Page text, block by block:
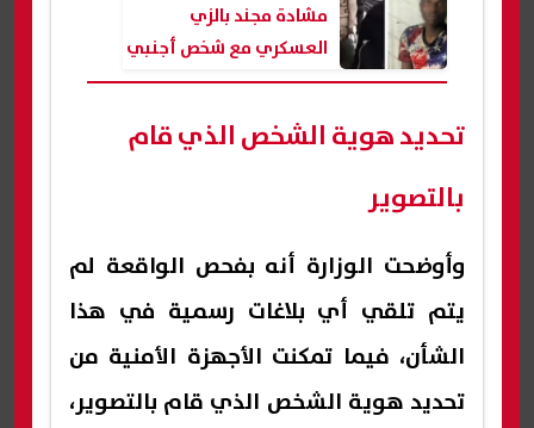
مشادة مجند بالزي
العسكري مع شخص أجنبي
داخل مترو العباسية
تحديد هوية الشخص الذي قام
بالتصوير
وأوضحت الوزارة أنه بفحص الواقعة لم
يتم تلقي أي بلاغات رسمية في هذا
الشأن، فيما تمكنت الأجهزة الأمنية من
تحديد هوية الشخص الذي قام بالتصوير،